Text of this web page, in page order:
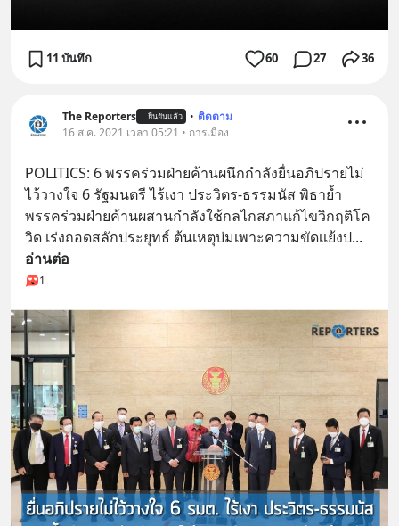
11 บันทึก 60 27 36
The Reporters ยืนยันแล้ว • ติดตาม
16 ส.ค. 2021 เวลา 05:21 • การเมือง
POLITICS: 6 พรรคร่วมฝ่ายค้านผนึกกำลังยื่นอภิปรายไม่
ไว้วางใจ 6 รัฐมนตรี ไร้เงา ประวิตร-ธรรมนัส พิธาย้ำ
พรรคร่วมฝ่ายค้านผสานกำลังใช้กลไกสภาแก้ไขวิกฤติโค
วิด เร่งถอดสลักประยุทธ์ ต้นเหตุบ่มเพาะความขัดเเย้งป
อ่านต่อ
1